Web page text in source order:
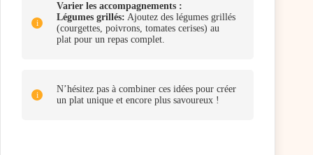
Varier les accompagnements :
Légumes grillés: Ajoutez des légumes grillés
(courgettes, poivrons, tomates cerises) au
plat pour un repas complet.
N’hésitez pas à combiner ces idées pour créer
un plat unique et encore plus savoureux !